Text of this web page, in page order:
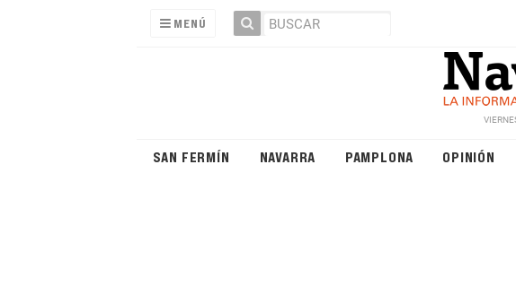
MENÚ
SAN FERMÍN NAVARRA PAMPLONA OPINIÓN